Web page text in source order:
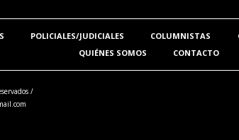
POLICIALES/JUDICIALES COLUMNISTAS
QUIÉNES SOMOS
CONTACTO
/